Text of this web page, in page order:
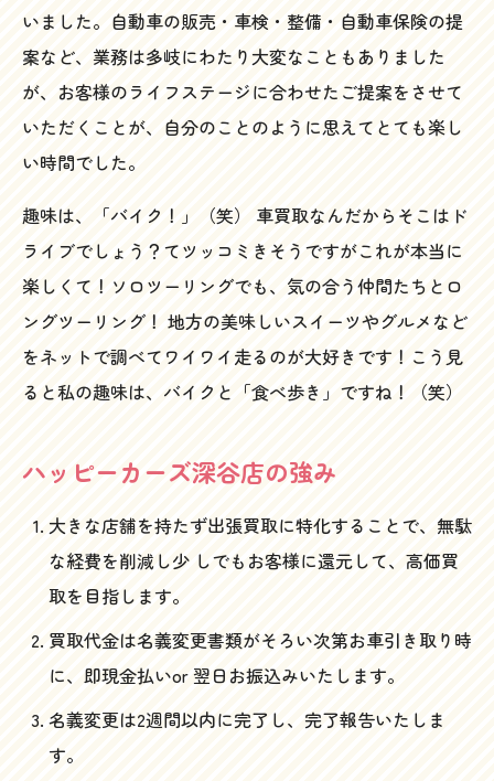
いました。自動車の販売・車検・整備・自動車保険の提
案など、業務は多岐にわたり大変なこともありました
が、お客様のライフステージに合わせたご提案をさせて
いただくことが、自分のことのように思えてとても楽し
い時間でした。
趣味は、「バイク！」（笑） 車買取なんだからそこはド
ライブでしょう？てツッコミきそうですがこれが本当に
楽しくて！ソロツーリングでも、気の合う仲間たちとロ
ングツーリング！ 地方の美味しいスイーツやグルメなど
をネットで調べてワイワイ走るのが大好きです！こう見
ると私の趣味は、バイクと「食べ歩き」ですね！（笑）
ハッピーカーズ深谷店の強み
大きな店舗を持たず出張買取に特化することで、無駄
な経費を削減し少 しでもお客様に還元して、高価買
取を目指します。
買取代金は名義変更書類がそろい次第お車引き取り時
に、即現金払いor 翌日お振込みいたします。
名義変更は2週間以内に完了し、完了報告いたしま
す。